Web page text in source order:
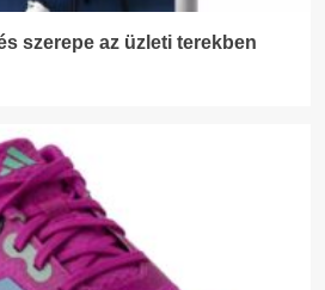
szerepe az üzleti terekben